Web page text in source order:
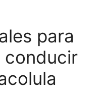
para
conducir